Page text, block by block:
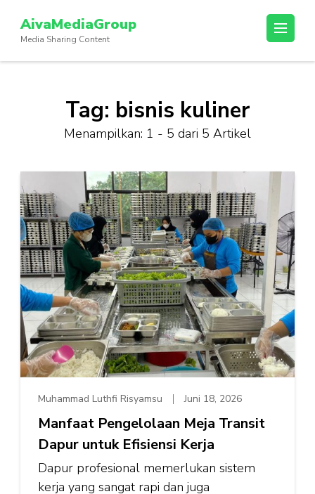
konten
(Tekan
AivaMediaGroup
Media Sharing Content
Tag: bisnis kuliner
Menampilkan: 1 - 5 dari 5 Artikel
Muhammad Luthfi Risyamsu Juni 18, 2026
Manfaat Pengelolaan Meja Transit
Dapur untuk Efisiensi Kerja
Dapur profesional memerlukan sistem
kerja yang sangat rapi dan juga